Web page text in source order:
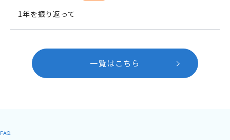
1年を振り返って
一覧はこちら
FAQ